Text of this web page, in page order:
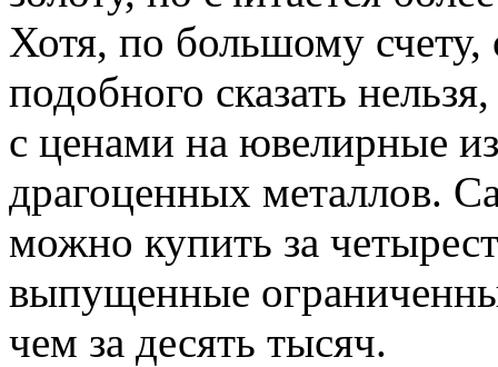
Хотя, по большому
подобного сказать
с ценами на ювелирные
драгоценных металлов.
можно купить за
выпущенные
чем за десять тысяч.